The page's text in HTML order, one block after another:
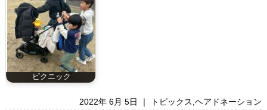
ピクニック
2022年 6月 5日 ｜ トピックス ,ヘアドネーション